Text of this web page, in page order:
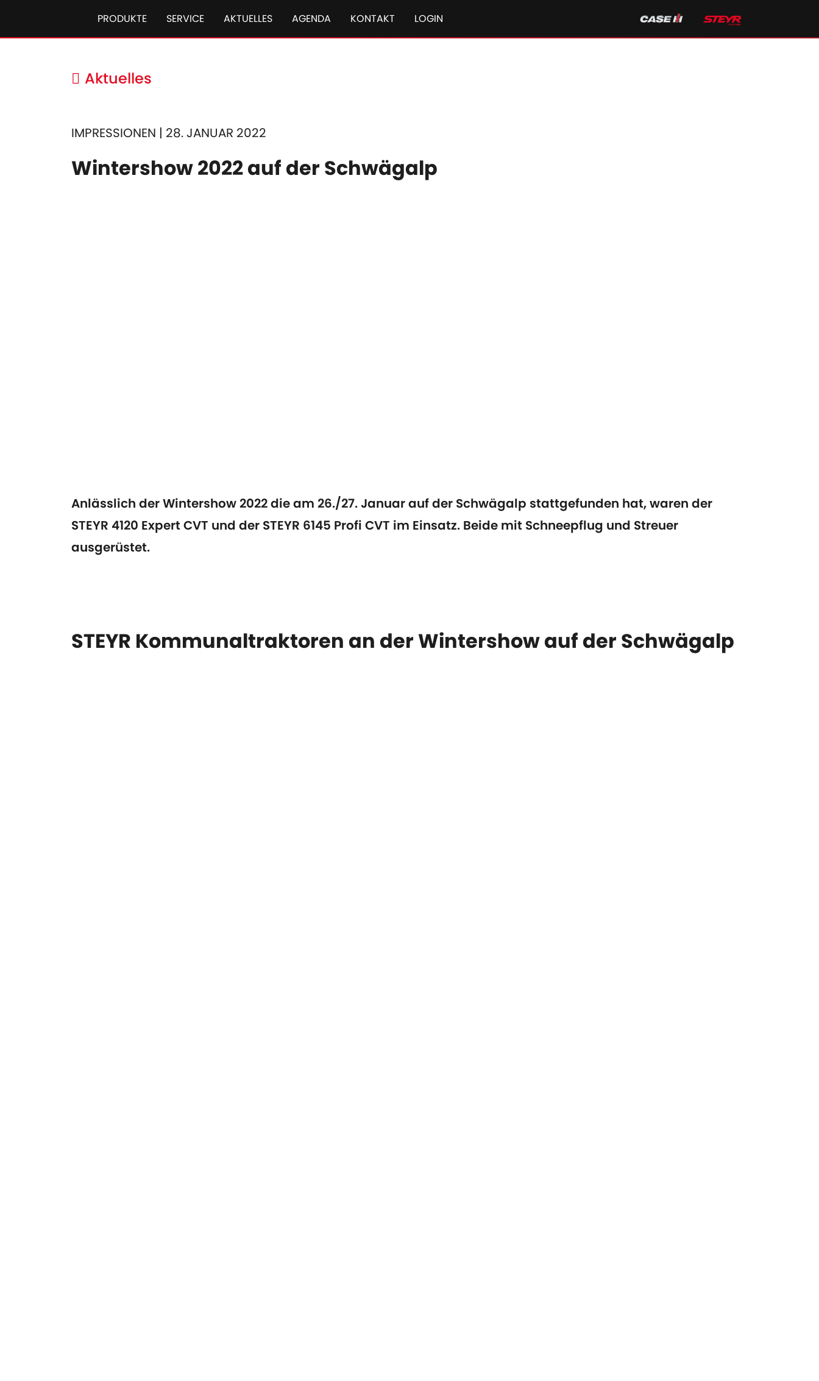
PRODUKTE SERVICE AKTUELLES AGENDA KONTAKT LOGIN
Aktuelles
IMPRESSIONEN | 28. JANUAR 2022
Wintershow 2022 auf der Schwägalp
Anlässlich der Wintershow 2022 die am 26./27. Januar auf der Schwägalp stattgefunden hat, waren der
STEYR 4120 Expert CVT und der STEYR 6145 Profi CVT im Einsatz. Beide mit Schneepflug und Streuer
ausgerüstet.
STEYR Kommunaltraktoren an der Wintershow auf der Schwägalp